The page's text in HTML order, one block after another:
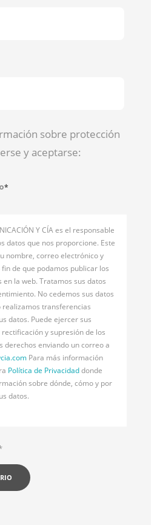
sobre protección
y aceptarse:
*
Y CÍA es el responsable
datos que nos proporcione. Este
nombre, correo electrónico y
de que podamos publicar los
la web. Tratamos sus datos
No cedemos sus datos
transferencias
datos. Puede ejercer sus
y supresión de los
derechos enviando un correo a
Para más información
Política de Privacidaddonde
sobre dónde, cómo y por
datos.